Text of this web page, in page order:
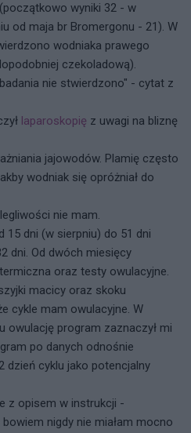
wyniki 32 - w
od maja br Bromergonu - 21). W
wodniaka prawego
czekoladową).
nie stwierdzono" - cytat z
laparoskopię z uwagi na bliznę
jajowodów. Plamię często
wodniak się opróżniał do
nie mam.
15 dni (w sierpniu) do 51 dni
dni. Od dwóch miesięcy
oraz testy owulacyjne.
macicy oraz skoku
cykle mam owulacyjne. W
owulację program zaznaczył mi
po danych odnośnie
dzień cyklu jako potencjalny
z opisem w instrukcji -
nigdy nie miałam mocno